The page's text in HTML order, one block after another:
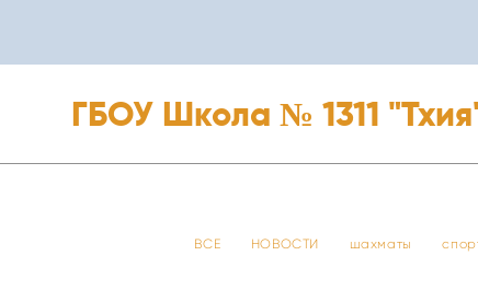
ГБОУ Школа № 1311
ВСЕ НОВОСТИ шахматы